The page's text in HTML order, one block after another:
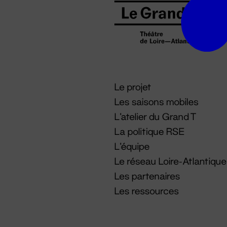
Le projet
Les saisons mobiles
L'atelier du Grand T
La politique RSE
L'équipe
Le réseau Loire-Atlantique
Les partenaires
Les ressources